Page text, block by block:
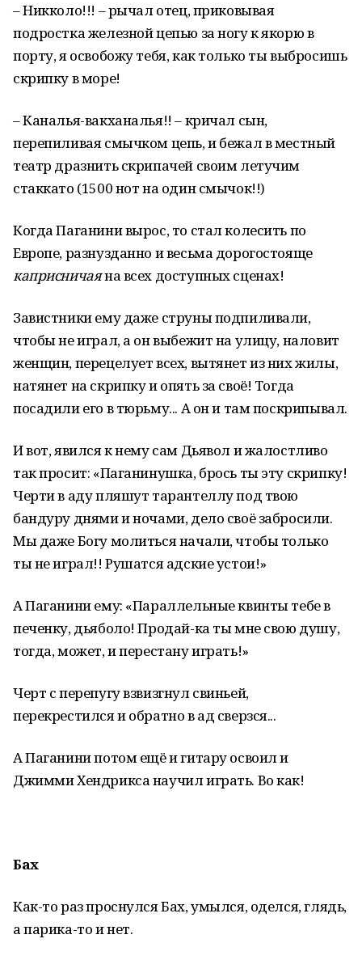
– Никколо!!! – рычал отец, приковывая
подростка железной цепью за ногу к якорю в
порту, я освобожу тебя, как только ты выбросишь
скрипку в море!
– Каналья-вакханалья!! – кричал сын,
перепиливая смычком цепь, и бежал в местный
театр дразнить скрипачей своим летучим
стаккато (1500 нот на один смычок!!)
Когда Паганини вырос, то стал колесить по
Европе, разнузданно и весьма дорогостояще
каприсничаяна всех доступных сценах!
Завистники ему даже струны подпиливали,
чтобы не играл, а он выбежит на улицу, наловит
женщин, перецелует всех, вытянет из них жилы,
натянет на скрипку и опять за своё! Тогда
посадили его в тюрьму... А он и там поскрипывал.
И вот, явился к нему сам Дьявол и жалостливо
так просит: «Паганинушка, брось ты эту скрипку!
Черти в аду пляшут тарантеллу под твою
бандуру днями и ночами, дело своё забросили.
Мы даже Богу молиться начали, чтобы только
ты не играл!! Рушатся адские устои!»
А Паганини ему: «Параллельные квинты тебе в
печенку, дьяболо! Продай-ка ты мне свою душу,
тогда, может, и перестану играть!»
Черт с перепугу взвизгнул свиньей,
перекрестился и обратно в ад сверзся...
А Паганини потом ещё и гитару освоил и
Джимми Хендрикса научил играть. Во как!
Бах
Как-то раз проснулся Бах, умылся, оделся, глядь,
а парика-то и нет.